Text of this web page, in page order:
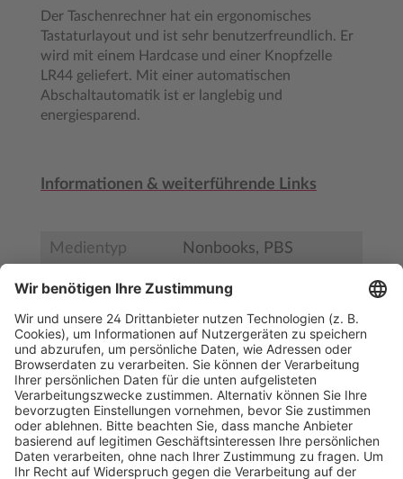
Der Taschenrechner hat ein ergonomisches
Tastaturlayout und ist sehr benutzerfreundlich. Er
wird mit einem Hardcase und einer Knopfzelle
LR44 geliefert. Mit einer automatischen
Abschaltautomatik ist er langlebig und
energiesparend.
Informationen & weiterführende Links
Medientyp Nonbooks, PBS
Bestell-Nr. BS32341
ISBN 4549526615580